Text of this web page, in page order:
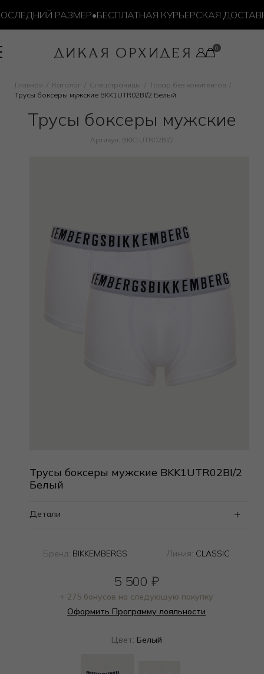
РАЗМЕР•БЕСПЛАТНАЯ КУРЬЕРСКАЯ ДОСТАВКА
Главная Каталог Спецстраницы
Товар без комитентов
Трусы боксеры мужские BKK1UTR02BI/2 Белый
Трусы боксеры мужские
Артикул: BKK1UTR02BI/2
Трусы боксеры мужские BKK1UTR02BI/2
Белый
Детали
Бренд: BIKKEMBERGS Линия: CLASSIC
5 500 ₽
+ 275 бонусов на следующую покупку
Оформить Программу лояльности
Цвет: Белый